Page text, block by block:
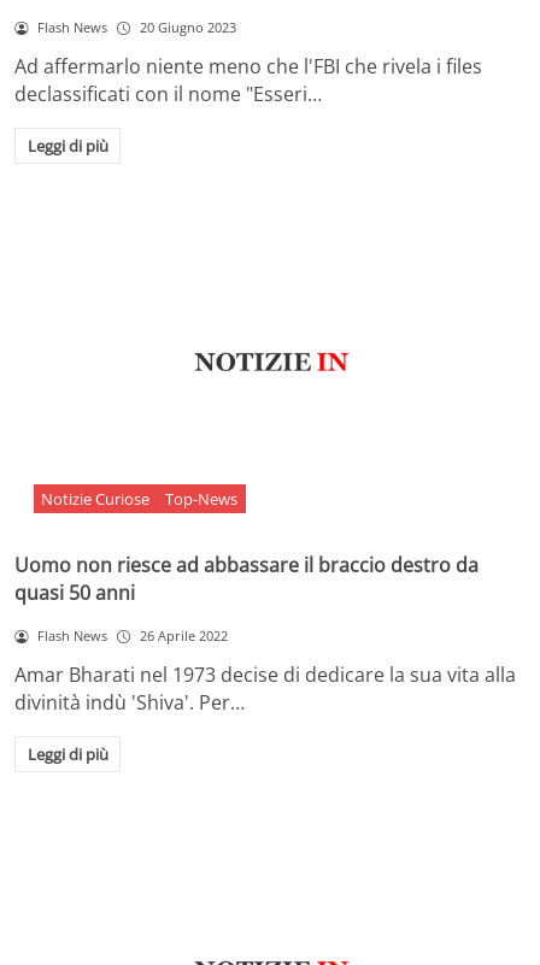
Flash News 20 Giugno 2023
Ad affermarlo niente meno che l'FBI che rivela i files
declassificati con il nome "Esseri…
Leggi di più
Notizie Curiose Top-News
Uomo non riesce ad abbassare il braccio destro da
quasi 50 anni
Flash News 26 Aprile 2022
Amar Bharati nel 1973 decise di dedicare la sua vita alla
divinità indù 'Shiva'. Per…
Leggi di più